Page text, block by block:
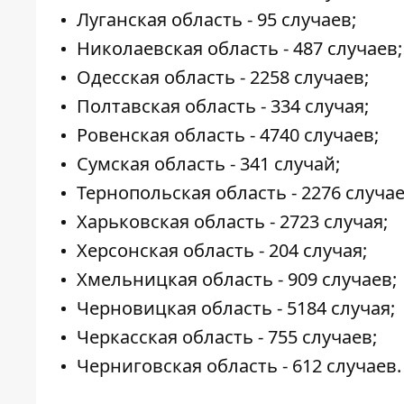
Луганская область - 95 случаев;
Николаевская область - 487 случаев;
Одесская область - 2258 случаев;
Полтавская область - 334 случая;
Ровенская область - 4740 случаев;
Сумская область - 341 случай;
Тернопольская область - 2276
Харьковская область - 2723 случая;
Херсонская область - 204 случая;
Хмельницкая область - 909 случаев;
Черновицкая область - 5184 случая;
Черкасская область - 755 случаев;
Черниговская область - 612 случаев.